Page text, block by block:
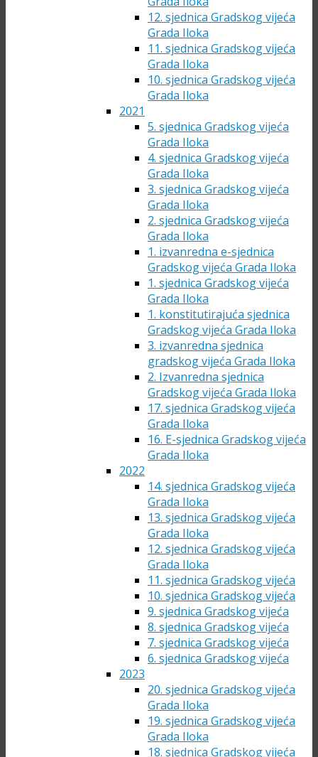
12. sjednica Gradskog vijeća
Grada Iloka
11. sjednica Gradskog vijeća
Grada Iloka
10. sjednica Gradskog vijeća
Grada Iloka
2021
5. sjednica Gradskog vijeća
Grada Iloka
4. sjednica Gradskog vijeća
Grada Iloka
3. sjednica Gradskog vijeća
Grada Iloka
2. sjednica Gradskog vijeća
Grada Iloka
1. izvanredna e-sjednica
Gradskog vijeća Grada Iloka
1. sjednica Gradskog vijeća
Grada Iloka
1. konstitutirajuća sjednica
Gradskog vijeća Grada Iloka
3. izvanredna sjednica
gradskog vijeća Grada Iloka
2. Izvanredna sjednica
Gradskog vijeća Grada Iloka
17. sjednica Gradskog vijeća
Grada Iloka
16. E-sjednica Gradskog vijeća
Grada Iloka
2022
14. sjednica Gradskog vijeća
Grada Iloka
13. sjednica Gradskog vijeća
Grada Iloka
12. sjednica Gradskog vijeća
Grada Iloka
11. sjednica Gradskog vijeća
10. sjednica Gradskog vijeća
9. sjednica Gradskog vijeća
8. sjednica Gradskog vijeća
7. sjednica Gradskog vijeća
6. sjednica Gradskog vijeća
2023
20. sjednica Gradskog vijeća
Grada Iloka
19. sjednica Gradskog vijeća
Grada Iloka
18. sjednica Gradskog vijeća